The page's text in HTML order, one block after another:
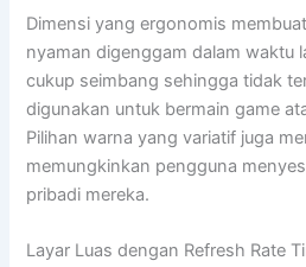
Dimensi yang ergonomis
nyaman digenggam dalam waktu
cukup seimbang sehingga tidak
digunakan untuk bermain game
Pilihan warna yang variatif juga
memungkinkan pengguna
pribadi mereka.
Layar Luas dengan Refresh Rate